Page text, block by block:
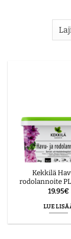
Kekkilä
rodolannoite
19.95€
LUE